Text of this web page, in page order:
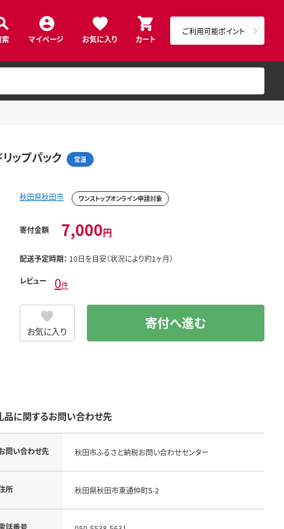
索 マイページ お気に入り カート
ご利用可能ポイント
ップパック 常温
秋田県秋田市 ワンストップオンライン申請対象
寄付金額 7,000円
配送予定時期： 10日を目安（状況により約1ヶ月）
レビュー 0件
お気に入り 寄付へ進む
品に関するお問い合わせ先
問い合わせ先 秋田市ふるさと納税お問い合わせセンター
所 秋田県秋田市東通仲町5-2
話番号